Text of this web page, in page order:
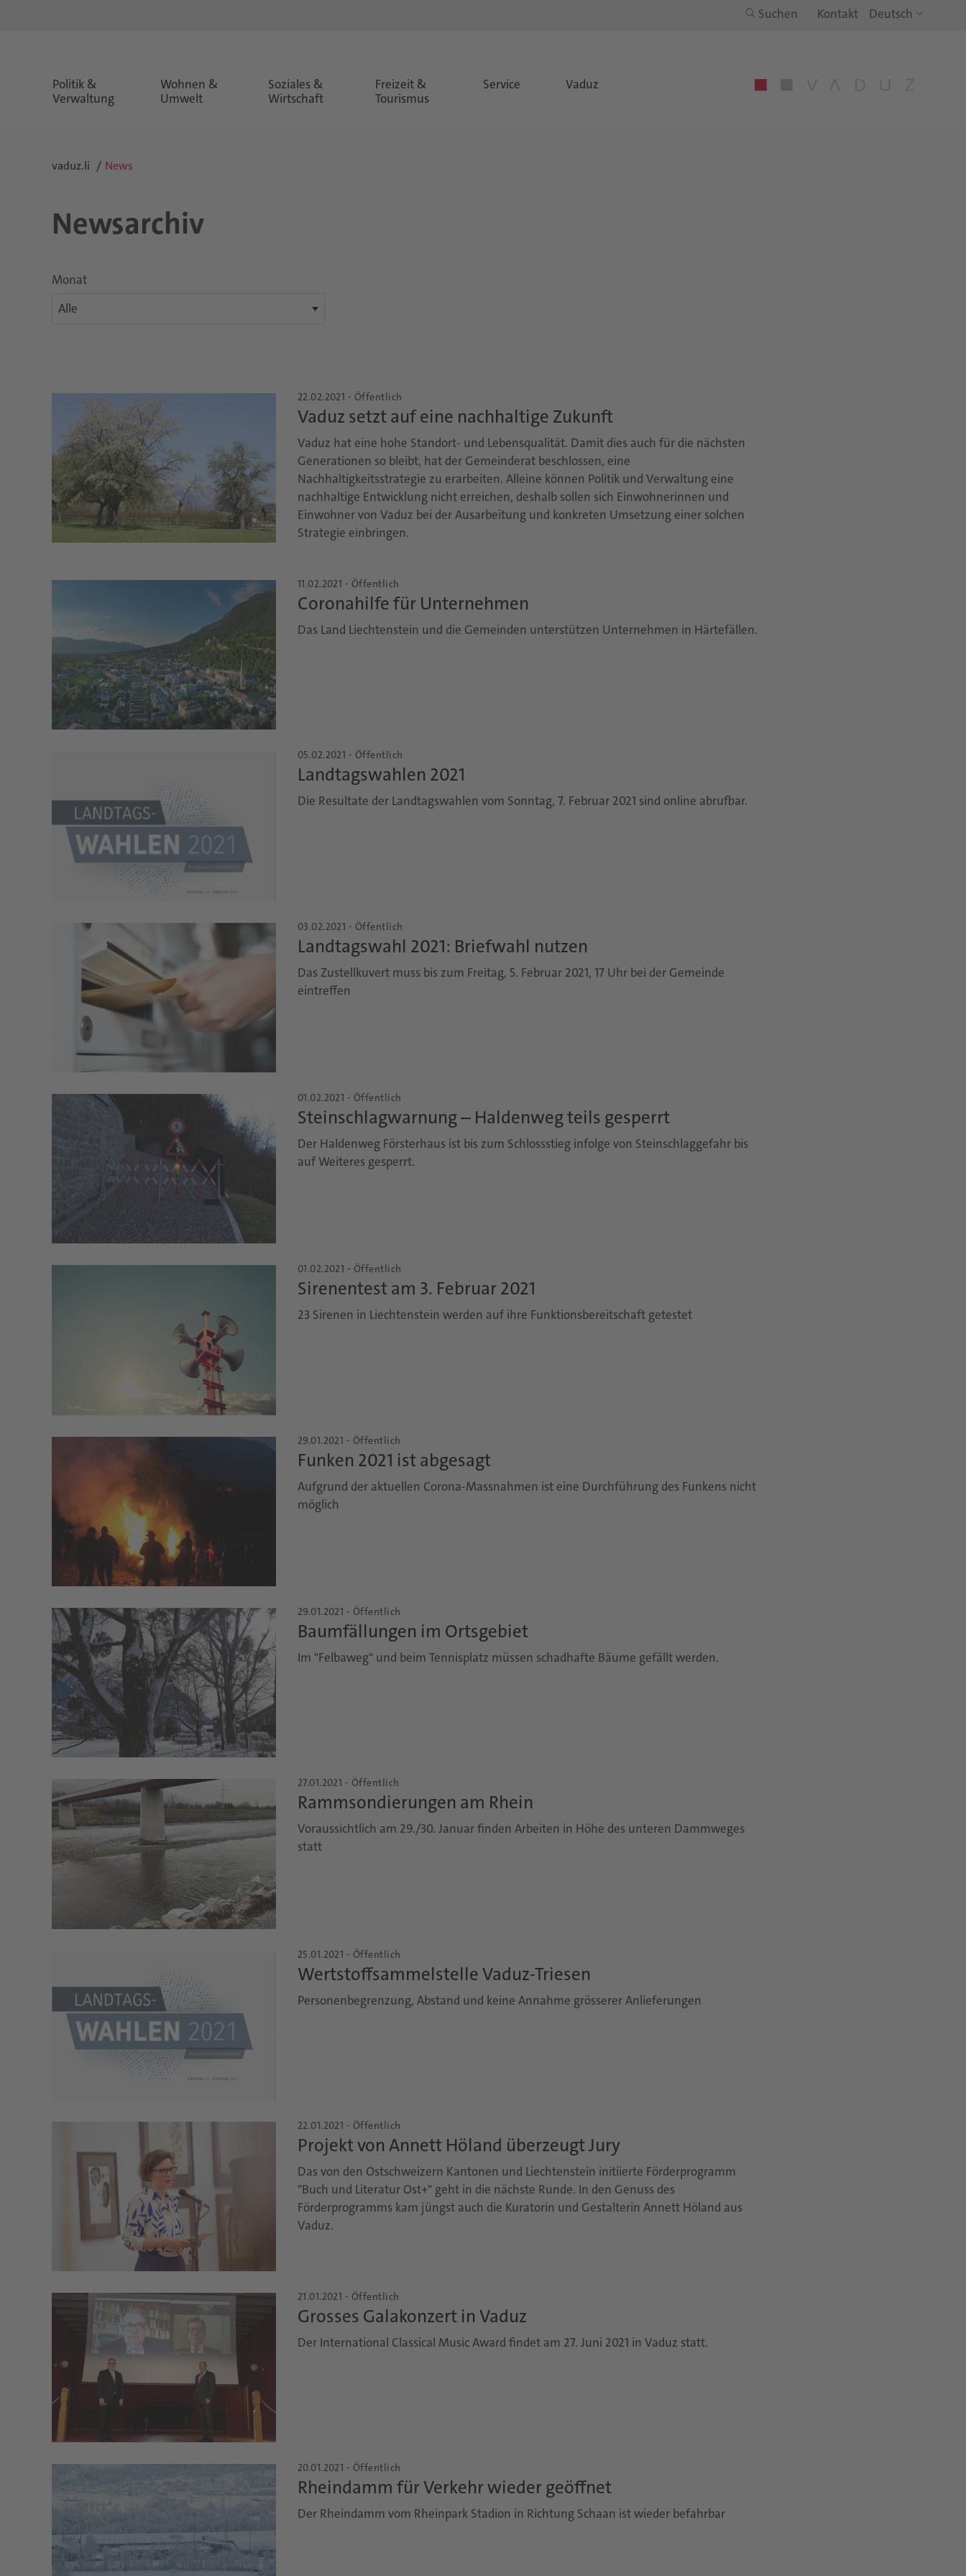
Suchen Kontakt
Politik &
Verwaltung
Wohnen &
Umwelt
Soziales &
Wirtschaft
Freizeit &
Tourismus
Service Vaduz
vaduz.li News
Newsarchiv
Monat
22.02.2021 - Öffentlich
Vaduz setzt auf eine nachhaltige Zukunft
Vaduz hat eine hohe Standort- und Lebensqualität. Damit dies auch für die nächsten
Generationen so bleibt, hat der Gemeinderat beschlossen, eine
Nachhaltigkeitsstrategie zu erarbeiten. Alleine können Politik und Verwaltung eine
nachhaltige Entwicklung nicht erreichen, deshalb sollen sich Einwohnerinnen und
Einwohner von Vaduz bei der Ausarbeitung und konkreten Umsetzung einer solchen
Strategie einbringen.
11.02.2021 - Öffentlich
Coronahilfe für Unternehmen
Das Land Liechtenstein und die Gemeinden unterstützen Unternehmen in Härtefällen.
05.02.2021 - Öffentlich
Landtagswahlen 2021
Die Resultate der Landtagswahlen vom Sonntag, 7. Februar 2021 sind online abrufbar.
03.02.2021 - Öffentlich
Landtagswahl 2021: Briefwahl nutzen
Das Zustellkuvert muss bis zum Freitag, 5. Februar 2021, 17 Uhr bei der Gemeinde
eintreffen
01.02.2021 - Öffentlich
Steinschlagwarnung – Haldenweg teils gesperrt
Der Haldenweg Försterhaus ist bis zum Schlossstieg infolge von Steinschlaggefahr bis
auf Weiteres gesperrt.
01.02.2021 - Öffentlich
Sirenentest am 3. Februar 2021
23 Sirenen in Liechtenstein werden auf ihre Funktionsbereitschaft getestet
29.01.2021 - Öffentlich
Funken 2021 ist abgesagt
Aufgrund der aktuellen Corona-Massnahmen ist eine Durchführung des Funkens nicht
möglich
29.01.2021 - Öffentlich
Baumfällungen im Ortsgebiet
Im "Felbaweg" und beim Tennisplatz müssen schadhafte Bäume gefällt werden.
27.01.2021 - Öffentlich
Rammsondierungen am Rhein
Voraussichtlich am 29./30. Januar finden Arbeiten in Höhe des unteren Dammweges
statt
25.01.2021 - Öffentlich
Wertstoffsammelstelle Vaduz-Triesen
Personenbegrenzung, Abstand und keine Annahme grösserer Anlieferungen
22.01.2021 - Öffentlich
Projekt von Annett Höland überzeugt Jury
Das von den Ostschweizern Kantonen und Liechtenstein initiierte Förderprogramm
"Buch und Literatur Ost+" geht in die nächste Runde. In den Genuss des
Förderprogramms kam jüngst auch die Kuratorin und Gestalterin Annett Höland aus
Vaduz.
21.01.2021 - Öffentlich
Grosses Galakonzert in Vaduz
Der International Classical Music Award findet am 27. Juni 2021 in Vaduz statt.
20.01.2021 - Öffentlich
Rheindamm für Verkehr wieder geöffnet
Der Rheindamm vom Rheinpark Stadion in Richtung Schaan ist wieder befahrbar